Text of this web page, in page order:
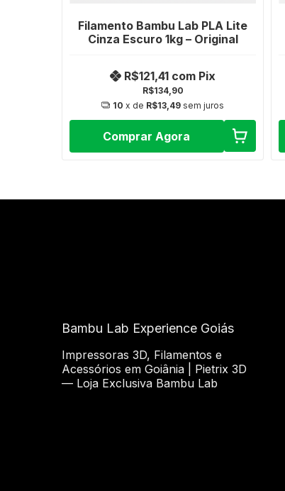
Filamento Bambu Lab PLA Lite
Cinza Escuro 1kg – Original
R$134,90
R$121,41 com Pix
10 x de R$13,49 sem juros
Comprar Agora
Bambu Lab Experience Goiás
Impressoras 3D, Filamentos e
Acessórios em Goiânia | Pietrix 3D
— Loja Exclusiva Bambu Lab